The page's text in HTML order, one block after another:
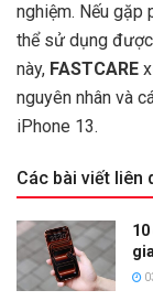
nghiệm. Nếu gặp
thể sử dụng
này, FASTCARE
nguyên nhân và
iPhone 13.
Các bài viết liên